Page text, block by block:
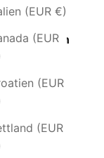
Italien (EUR €)
(EUR
(EUR
(EUR
ad un
incluso